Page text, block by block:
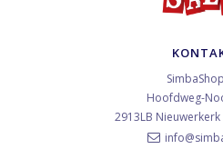
Hoofdweg-
2913LB Nieuwerkerk